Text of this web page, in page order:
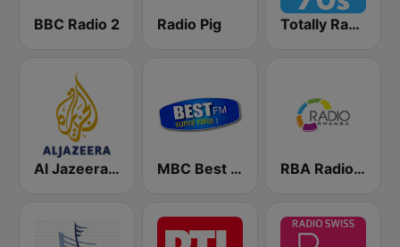
BBC Radio 2 Radio Pig Totally Radio 70s
Al Jazeera Arabic (قناة الجزيرة) MBC Best FM RBA Radio Rwanda